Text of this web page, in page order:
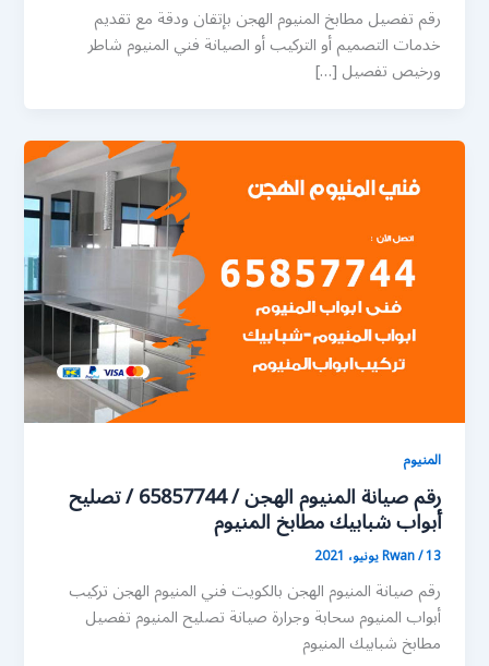
رقم تفصيل مطابخ المنيوم الهجن بإتقان ودقة مع تقديم
خدمات التصميم أو التركيب أو الصيانة فني المنيوم شاطر
ورخيص تفصيل […]
المنيوم
رقم صيانة المنيوم الهجن / 65857744 / تصليح
أبواب شبابيك مطابخ المنيوم
Rwan/13 يونيو، 2021
رقم صيانة المنيوم الهجن بالكويت فني المنيوم الهجن تركيب
أبواب المنيوم سحابة وجرارة صيانة تصليح المنيوم تفصيل
مطابخ شبابيك المنيوم